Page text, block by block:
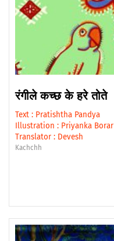
रंगीले कच्छ के हरे तोते
Text : Pratishtha Pandya
Illustration : Priyanka Borar
Translator : Devesh
Kachchh